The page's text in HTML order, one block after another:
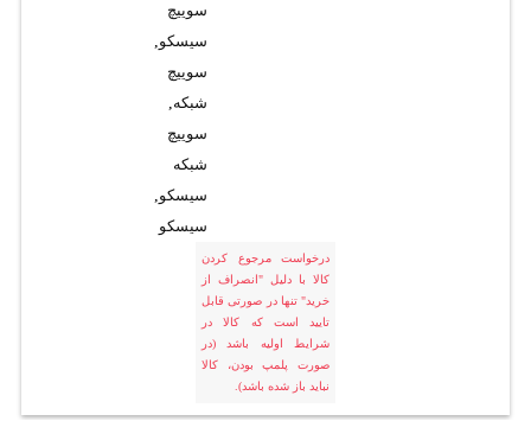
سوییچ
سیسکو,
سوییچ
شبکه,
سوییچ
شبکه
سیسکو,
سیسکو
درخواست مرجوع کردن
کالا با دلیل "انصراف از
خرید" تنها در صورتی قابل
تایید است که کالا در
شرایط اولیه باشد (در
صورت پلمپ بودن، کالا
نباید باز شده باشد).